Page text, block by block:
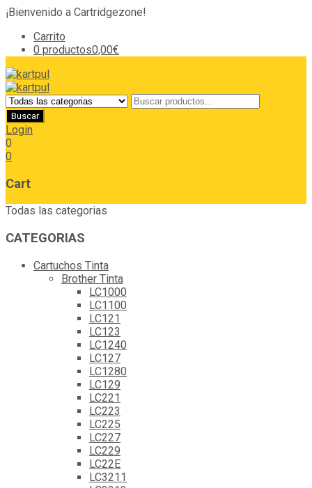
¡Bienvenido a Cartridgezone!
Carrito
0 productos0,00€
Login
0
0
Cart
Todas las categorias
CATEGORIAS
Cartuchos Tinta
Brother Tinta
LC1000
LC1100
LC121
LC123
LC1240
LC127
LC1280
LC129
LC221
LC223
LC225
LC227
LC229
LC22E
LC3211